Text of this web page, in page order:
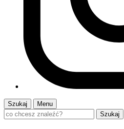
Szukaj
Menu
Szukaj